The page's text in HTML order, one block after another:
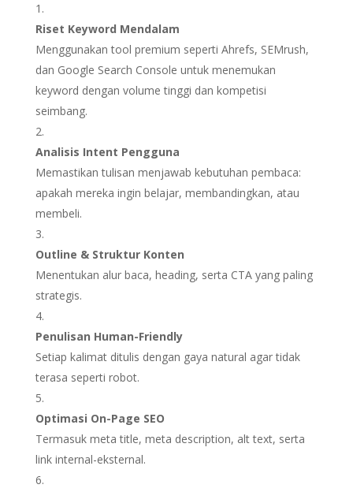
Riset Keyword Mendalam
Menggunakan tool premium seperti Ahrefs, SEMrush,
dan Google Search Console untuk menemukan
keyword dengan volume tinggi dan kompetisi
seimbang.
Analisis Intent Pengguna
Memastikan tulisan menjawab kebutuhan pembaca:
apakah mereka ingin belajar, membandingkan, atau
membeli.
Outline & Struktur Konten
Menentukan alur baca, heading, serta CTA yang paling
strategis.
Penulisan Human-Friendly
Setiap kalimat ditulis dengan gaya natural agar tidak
terasa seperti robot.
Optimasi On-Page SEO
Termasuk meta title, meta description, alt text, serta
link internal-eksternal.